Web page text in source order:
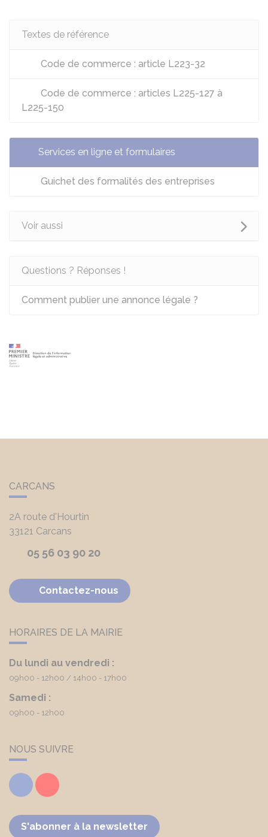
Textes de référence
Code de commerce : article L223-32
Code de commerce : articles L225-127 à
L225-150
Services en ligne et formulaires
Guichet des formalités des entreprises
Voir aussi
Questions ? Réponses !
Comment publier une annonce légale ?
CARCANS
2A route d'Hourtin
33121 Carcans
05 56 03 90 20
Contactez-nous
HORAIRES DE LA MAIRIE
Du lundi au vendredi :
09h00 - 12h00 14h00 - 17h00
Samedi :
09h00 - 12h00
NOUS SUIVRE
FacebookYoutube
S'abonner à la newsletter